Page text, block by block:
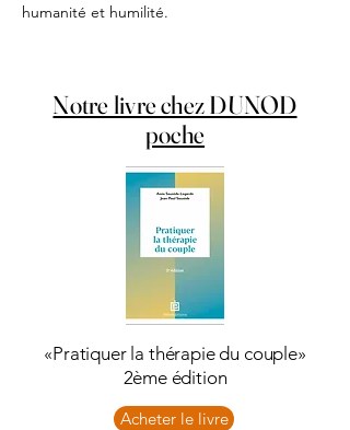
humanité et humilité.
Notre livre chez DUNOD
poche
«Pratiquer la thérapie du couple»
2ème édition
Acheter le livre